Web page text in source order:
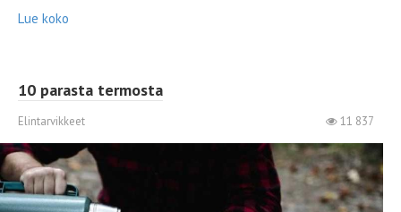
Lue koko
10 parasta termosta
Elintarvikkeet 11 837